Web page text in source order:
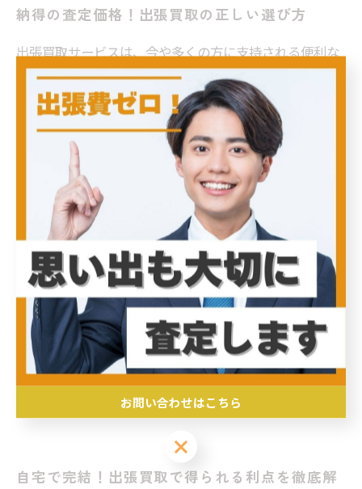
納得の査定価格！出張買取の正しい選び方
出張買取サービスは、今や多くの方に支持される便利な
手段となっています。その最大の特徴は、なんといって
もスピードです。利用者は、自宅で待つだけで、専門ス
タッフが訪問し、査定から代金の受け取りまでを短時間
で行ってくれます。出張買取の利点は、手間をかけるこ
となく簡単に不要な物を手放すことができる点です。商
品を持ち運ぶ必要がなく、査定や買取があっという間に
終わるため、時間がない方にも最適です。 また、出張買
取では顧客のニーズに応じた柔軟なサービスが提供さ
れ、商品に応じた専任のスタッフが丁寧に対応します。
そのため、納得のいく価格で買い取ってもらえる可能性
も高まります。特に、貴重品や大きな家具など、通常の
買取店では難しい場合でも、自宅でスムーズに対応でき
る点が魅力です。この機会にぜひ、出張買取の利用を検
討してみてはいかがでしょうか。
自宅で完結！出張買取で得られる利点を徹底解
お問い合わせはこちら
お問い合わせはこちら